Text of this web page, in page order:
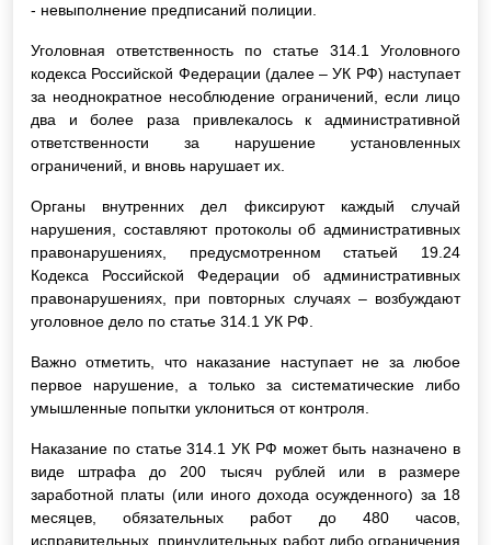
- невыполнение предписаний полиции.
Уголовная ответственность по статье 314.1 Уголовного
кодекса Российской Федерации (далее – УК РФ) наступает
за неоднократное несоблюдение ограничений, если лицо
два и более раза привлекалось к административной
ответственности за нарушение установленных
ограничений, и вновь нарушает их.
Органы внутренних дел фиксируют каждый случай
нарушения, составляют протоколы об административных
правонарушениях, предусмотренном статьей 19.24
Кодекса Российской Федерации об административных
правонарушениях, при повторных случаях – возбуждают
уголовное дело по статье 314.1 УК РФ.
Важно отметить, что наказание наступает не за любое
первое нарушение, а только за систематические либо
умышленные попытки уклониться от контроля.
Наказание по статье 314.1 УК РФ может быть назначено в
виде штрафа до 200 тысяч рублей или в размере
заработной платы (или иного дохода осужденного) за 18
месяцев, обязательных работ до 480 часов,
исправительных, принудительных работ либо ограничения